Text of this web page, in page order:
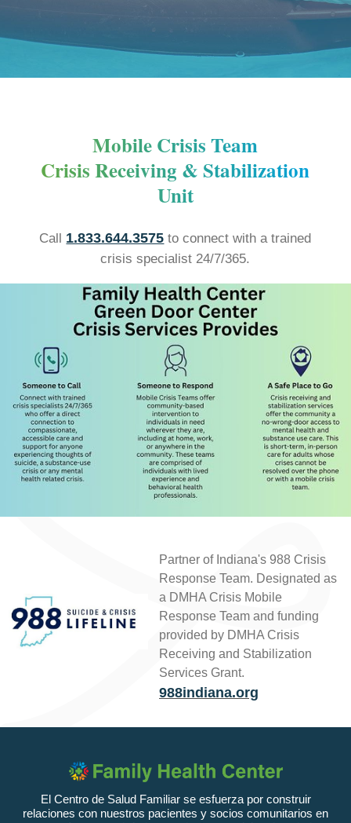
Mobile Crisis Team
Crisis Receiving & Stabilization
Unit
Call 1.833.644.3575 to connect with a trained
crisis specialist 24/7/365.
Partner of Indiana's 988 Crisis
Response Team. Designated as
a DMHA Crisis Mobile
Response Team and funding
provided by DMHA Crisis
Receiving and Stabilization
Services Grant.
988indiana.org
El Centro de Salud Familiar se esfuerza por construir
relaciones con nuestros pacientes y socios comunitarios en